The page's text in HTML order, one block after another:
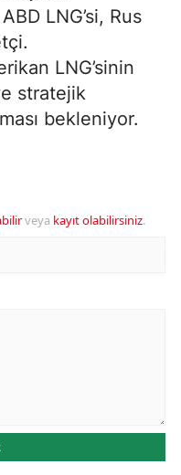
LNG’si, Rus
LNG’sinin
stratejik
bekleniyor.
veya kayıt olabilirsiniz.